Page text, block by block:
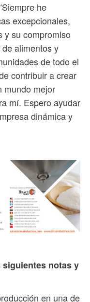
he
excepcionales,
y su compromiso
alimentos y
de todo el
contribuir a crear
mundo mejor
mí. Espero ayudar
dinámica y
notas y
en una de